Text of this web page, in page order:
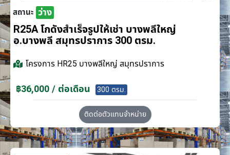
สถานะ ว่าง
R25A โกดังสำเร็จรูปให้เช่า บางพลีใหญ่
อ.บางพลี สมุทรปราการ 300 ตรม.
โครงการ HR25 บางพลีใหญ่ สมุทรปราการ
฿36,000 / ต่อเดือน 300 ตรม.
ติดต่อตัวแทนจำหน่าย